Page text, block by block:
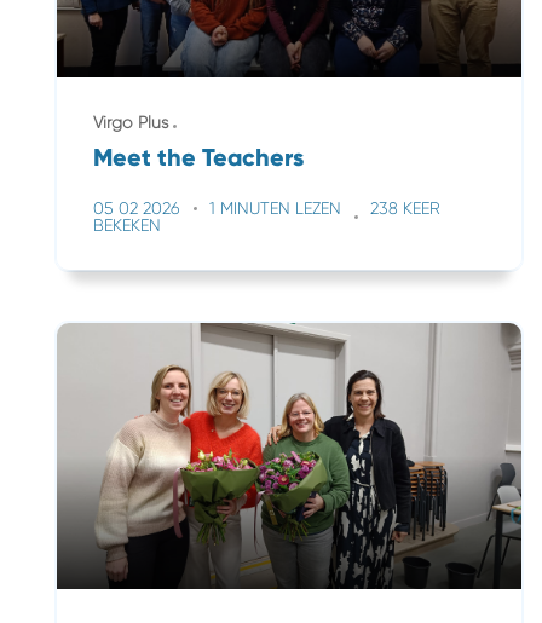
Virgo Plus
Meet the Teachers
05 02 2026 1 MINUTEN LEZEN
238 KEER
BEKEKEN